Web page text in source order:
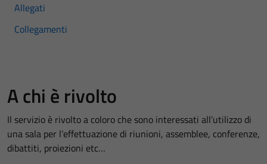
Allegati
Collegamenti
A chi è rivolto
Il servizio è rivolto a coloro che sono interessati all’utilizzo di
una sala per l’effettuazione di riunioni, assemblee, conferenze,
dibattiti, proiezioni etc…